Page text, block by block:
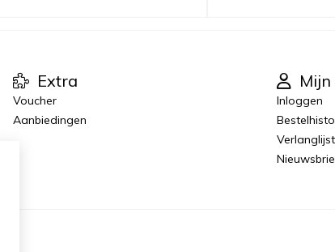
Extra
Voucher
Aanbiedingen
Inloggen
Verlanglijst